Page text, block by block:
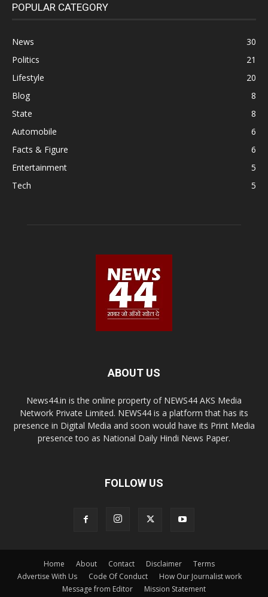
POPULAR CATEGORY
News
30
Politics
21
Lifestyle
20
Blog
8
State
8
Automobile
6
Facts & Figure
6
Entertainment
5
Tech
5
ABOUT US
News44.in is the online property of NEWS44 AKS Media
Network Private Limited. NEWS44 is a platform that has its
presence in Digital Media and soon would have its Print Media
presence too as National Daily Hindi News Paper.
FOLLOW US
Home About Contact Disclaimer
Terms
Advertise With Us
Code Of Conduct
How Our Journalist work
Message from Editor
Mission Statement